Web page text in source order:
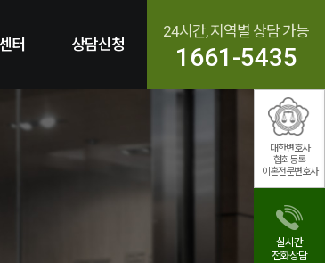
터 상담신청
24시간, 지역별 상담 가능
1661-5435
대한변호사
협회등록
이혼전문변호사
실시간
전화상담